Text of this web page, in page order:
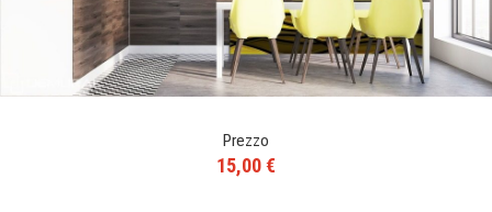
Prezzo
15,00 €